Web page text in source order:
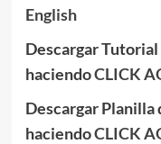
English
Descargar
haciendoCLICK
Descargar Planilla
haciendoCLICK